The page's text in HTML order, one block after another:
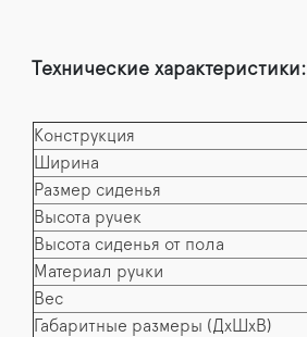
Технические характеристики:
Конструкция
Ширина
Размер сиденья
Высота ручек
Высота сиденья от пола
Материал ручки
Вес
Габаритные размеры (ДхШхВ)